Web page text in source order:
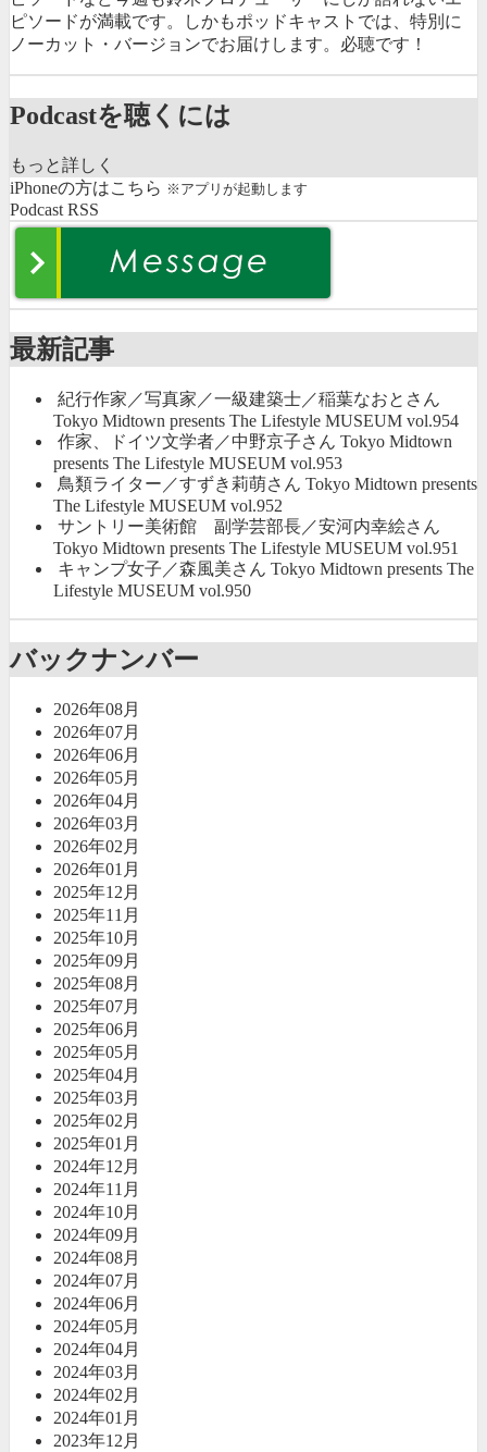
ピソードが満載です。しかもポッドキャストでは、特別に
ノーカット・バージョンでお届けします。必聴です！
Podcastを聴くには
もっと詳しく
iPhoneの方はこちら ※アプリが起動します
Podcast RSS
最新記事
紀行作家／写真家／一級建築士／稲葉なおとさん
Tokyo Midtown presents The Lifestyle MUSEUM vol.954
作家、ドイツ文学者／中野京子さん Tokyo Midtown
presents The Lifestyle MUSEUM vol.953
鳥類ライター／すずき莉萌さん Tokyo Midtown presents
The Lifestyle MUSEUM vol.952
サントリー美術館 副学芸部長／安河内幸絵さん
Tokyo Midtown presents The Lifestyle MUSEUM vol.951
キャンプ女子／森風美さん Tokyo Midtown presents The
Lifestyle MUSEUM vol.950
バックナンバー
2026年08月
2026年07月
2026年06月
2026年05月
2026年04月
2026年03月
2026年02月
2026年01月
2025年12月
2025年11月
2025年10月
2025年09月
2025年08月
2025年07月
2025年06月
2025年05月
2025年04月
2025年03月
2025年02月
2025年01月
2024年12月
2024年11月
2024年10月
2024年09月
2024年08月
2024年07月
2024年06月
2024年05月
2024年04月
2024年03月
2024年02月
2024年01月
2023年12月